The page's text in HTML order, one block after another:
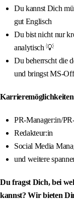
Du kannst Dich
gut Englisch
Du bist nicht nur
analytisch 💡
Du beherrscht die
und bringst MS-
PR-Manager:in/
Redakteur:in
Social Media
und weitere
Du fragst Dich, bei
kannst? Wir bieten